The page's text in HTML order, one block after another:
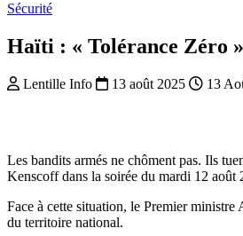
Sécurité
Haïti : « Tolérance Zéro
Lentille Info 13 août 2025 13
Les bandits armés ne chôment pas. Ils
Kenscoff dans la soirée du mardi 12 août
Face à cette situation, le Premier
du territoire national.